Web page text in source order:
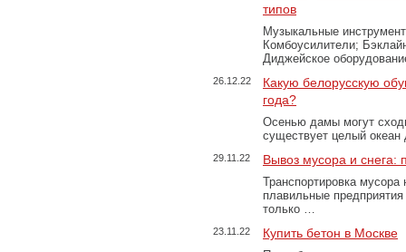
типов
Музыкальные
Комбоусилители;
Диджейское
26.12.22
Какую белорусскую
года?
Осенью дамы могут
существует целый
29.11.22 Вывоз мусора и
Транспортировка
плавильные
только …
23.11.22 Купить бетон в Москве